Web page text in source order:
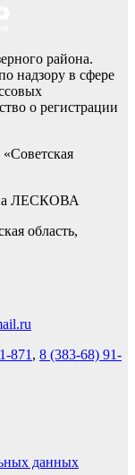
района.
надзору в сфере
о регистрации
ЛЕСКОВА
область,
871 , 8 (383-68) 91-
данных